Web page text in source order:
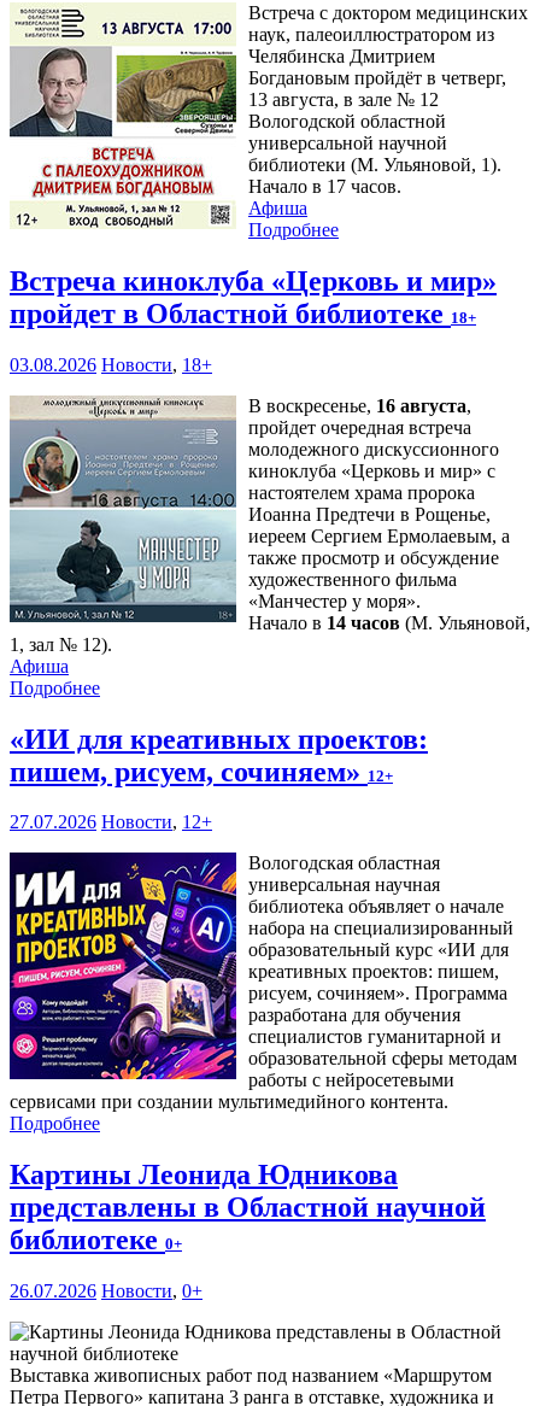
Встреча с доктором медицинских
наук, палеоиллюстратором из
Челябинска Дмитрием
Богдановым пройдёт в четверг,
13 августа, в зале № 12
Вологодской областной
универсальной научной
библиотеки (М. Ульяновой, 1).
Начало в 17 часов.
Афиша
Подробнее
Встреча киноклуба «Церковь и мир»
пройдет в Областной библиотеке 18+
03.08.2026 Новости, 18+
В воскресенье, 16 августа,
пройдет очередная встреча
молодежного дискуссионного
киноклуба «Церковь и мир» с
настоятелем храма пророка
Иоанна Предтечи в Рощенье,
иереем Сергием Ермолаевым, а
также просмотр и обсуждение
художественного фильма
«Манчестер у моря».
Начало в 14 часов (М. Ульяновой,
1, зал № 12).
Афиша
Подробнее
«ИИ для креативных проектов:
пишем, рисуем, сочиняем» 12+
27.07.2026 Новости, 12+
Вологодская областная
универсальная научная
библиотека объявляет о начале
набора на специализированный
образовательный курс «ИИ для
креативных проектов: пишем,
рисуем, сочиняем». Программа
разработана для обучения
специалистов гуманитарной и
образовательной сферы методам
работы с нейросетевыми
сервисами при создании мультимедийного контента.
Подробнее
Картины Леонида Юдникова
представлены в Областной научной
библиотеке 0+
26.07.2026 Новости, 0+
Выставка живописных работ под названием «Маршрутом
Петра Первого» капитана 3 ранга в отставке, художника и